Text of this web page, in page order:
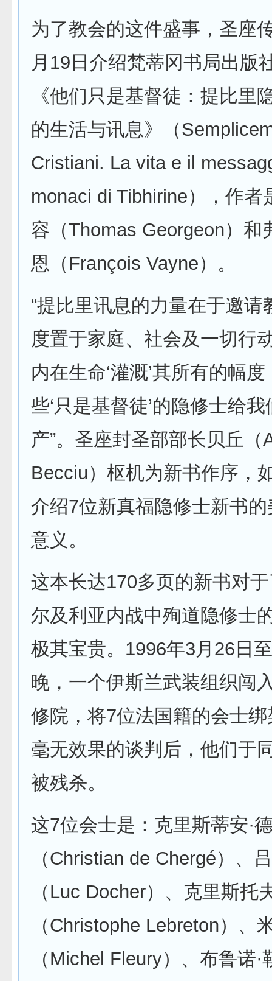
为了教会的这件盛事，圣座
月19日介绍梵蒂冈书局出版
《他们只是基督徒：提比里
的生活与讯息》（
Cristiani. La vita e il
monaci di Tibhirine），作者
容（Thomas Georgeon）和
恩（François Vayne）。
“提比里讯息的力量在于邀请
度置于家庭、社会及一切行
内在生命‘灌溉’其所有的幅
些‘只是基督徒’的隐修士给
产”。圣座封圣部部长贝丘（
Becciu）枢机为新书作序，
介绍7位新真福隐修士新书
意义。
这本长达170多页的新书对
尔及利亚内战中殉道隐修士
极其宝贵。1996年3月26日
晚，一个伊斯兰武装组织闯
修院，将7位法国籍的会士
毫无效果的谈判后，他们于
被残杀。
这7位会士是：克里斯蒂安·
（Christian de Chergé）、
（Luc Docher）、克里斯托
（Christophe Lebreton）、
（Michel Fleury）、布鲁诺·